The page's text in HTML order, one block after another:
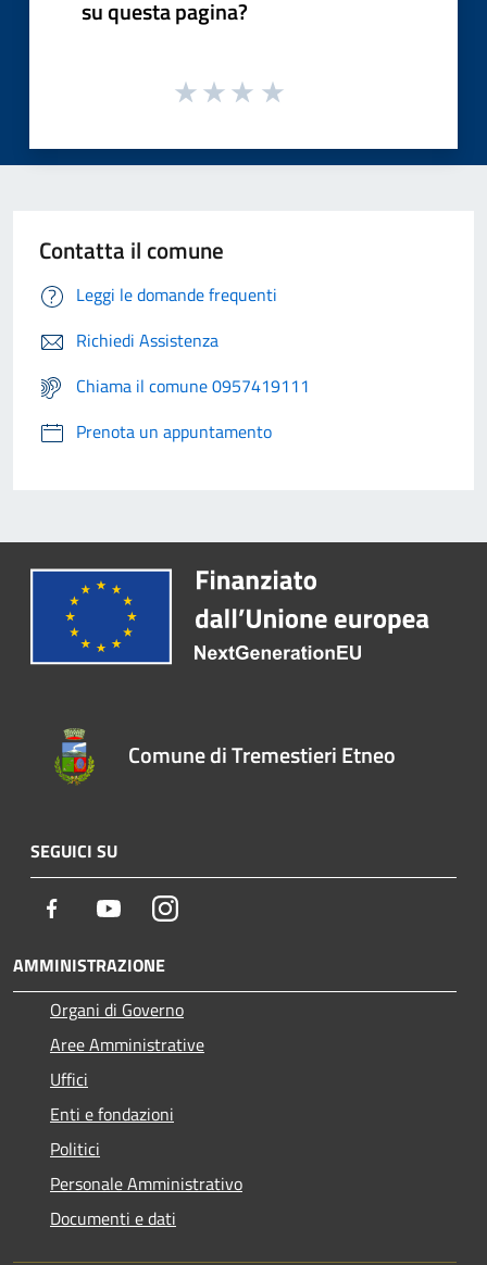
su questa pagina?
Contatta il comune
Leggi le domande frequenti
Richiedi Assistenza
Chiama il comune 0957419111
Prenota un appuntamento
Comune di Tremestieri Etneo
SEGUICI SU
Facebook YoutubeInstagram
AMMINISTRAZIONE
Organi di Governo
Aree Amministrative
Uffici
Enti e fondazioni
Politici
Personale Amministrativo
Documenti e dati